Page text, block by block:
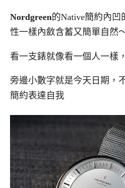
Nordgreen的Native簡約內凹
性一樣內斂含蓄又簡單自然
看一支錶就像看一個人一樣
旁邊小數字就是今天日期，
簡約表達自我